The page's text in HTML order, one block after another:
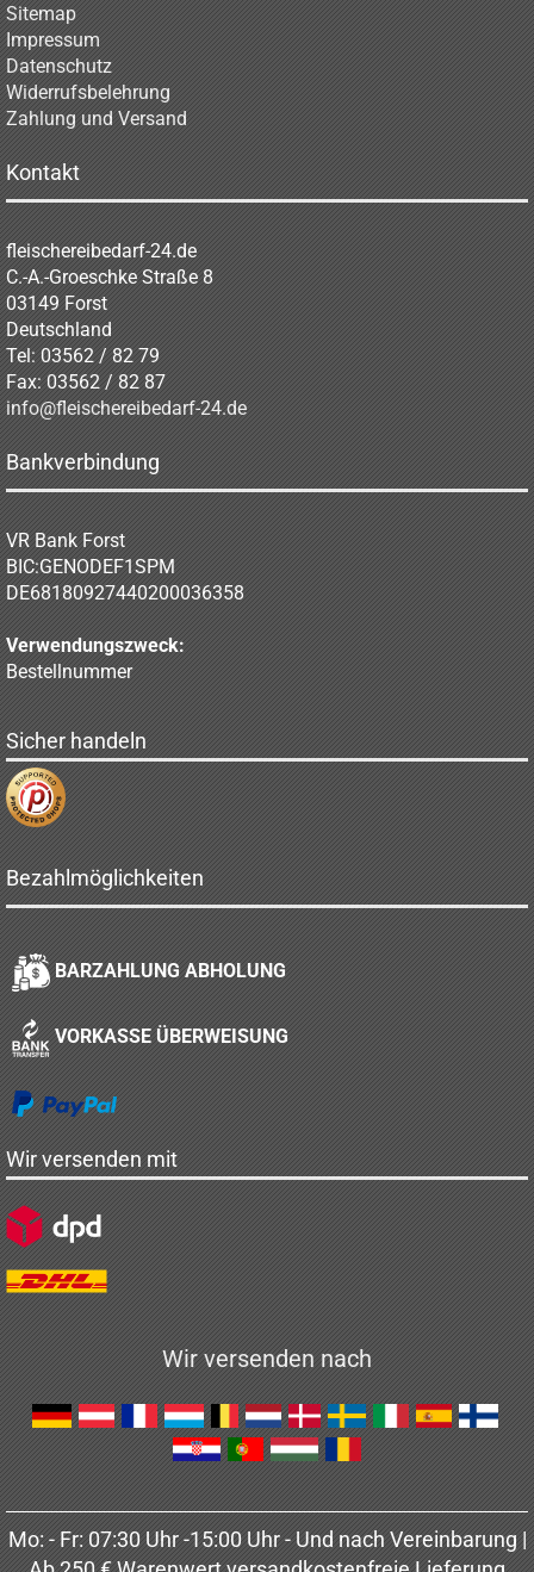
Sitemap
Impressum
Datenschutz
Widerrufsbelehrung
Zahlung und Versand
Kontakt
fleischereibedarf-24.de
C.-A.-Groeschke Straße 8
03149 Forst
Deutschland
Tel: 03562 / 82 79
Fax: 03562 / 82 87
info@fleischereibedarf-24.de
Bankverbindung
VR Bank Forst
BIC:GENODEF1SPM
DE68180927440200036358
Verwendungszweck:
Bestellnummer
Sicher handeln
Bezahlmöglichkeiten
BARZAHLUNG ABHOLUNG
VORKASSE ÜBERWEISUNG
Wir versenden mit
Wir versenden nach
Mo: - Fr: 07:30 Uhr -15:00 Uhr - Und nach Vereinbarung |